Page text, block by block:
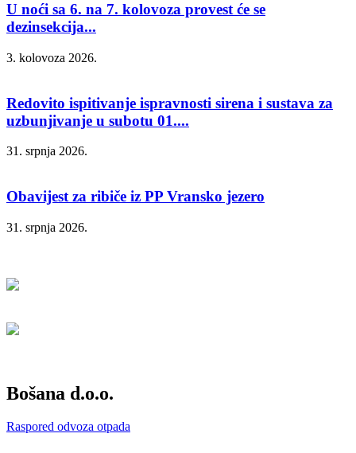
U noći sa 6. na 7. kolovoza provest će se
dezinsekcija...
3. kolovoza 2026.
Redovito ispitivanje ispravnosti sirena i sustava za
uzbunjivanje u subotu 01....
31. srpnja 2026.
Obavijest za ribiče iz PP Vransko jezero
31. srpnja 2026.
Bošana d.o.o.
Raspored odvoza otpada